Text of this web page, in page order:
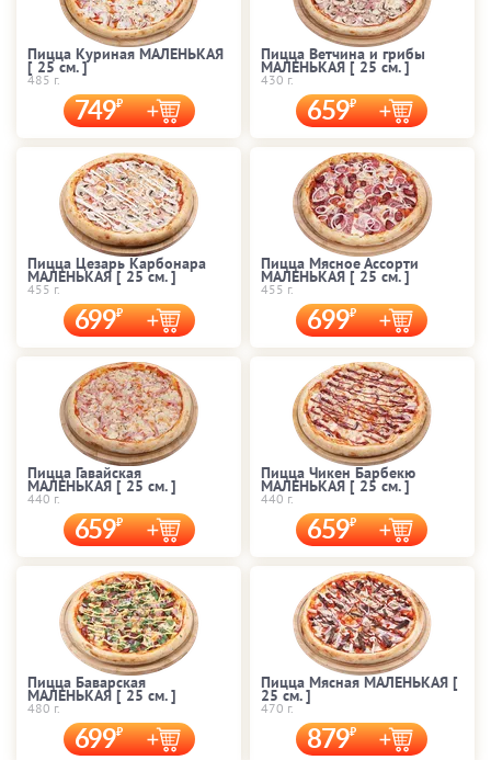
Пицца Куриная МАЛЕНЬКАЯ
[ 25 cм. ]
485 г.
749
Пицца Ветчина и грибы
МАЛЕНЬКАЯ [ 25 cм. ]
430 г.
659
Пицца Цезарь Карбонара
МАЛЕНЬКАЯ [ 25 cм. ]
455 г.
699
Пицца Мясное Ассорти
МАЛЕНЬКАЯ [ 25 cм. ]
455 г.
699
Пицца Гавайская
МАЛЕНЬКАЯ [ 25 cм. ]
440 г.
659
Пицца Чикен Барбекю
МАЛЕНЬКАЯ [ 25 cм. ]
440 г.
659
Пицца Баварская
МАЛЕНЬКАЯ [ 25 cм. ]
480 г.
699
Пицца Мясная МАЛЕНЬКАЯ [
25 cм. ]
470 г.
879